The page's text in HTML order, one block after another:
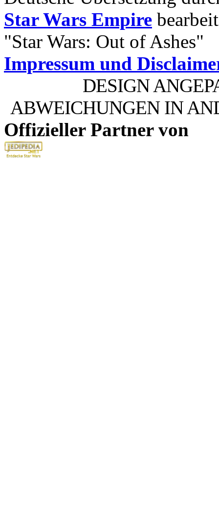
Star Wars Empire
"Star Wars: Out of Ashes"
Impressum und
DESIGN
ABWEICHUNGEN IN
Offizieller Partner von